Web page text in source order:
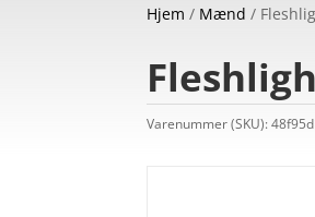
Hjem / Mænd /
Varenummer (SKU):